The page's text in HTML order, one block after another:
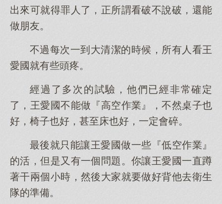
出來可就得罪人了，正所謂看破不說破，還能
做朋友。
不過每次一到大清潔的時候，所有人看王
愛國就有些頭疼。
經過了多次的試驗，他們已經非常確定
了，王愛國不能做『高空作業』，不然桌子也
好，椅子也好，甚至床也好，一定會碎。
最後就只能讓王愛國做一些『低空作業』
的活，但是又有一個問題。你讓王愛國一直蹲
著干兩個小時，然後大家就要做好背他去衛生
隊的準備。